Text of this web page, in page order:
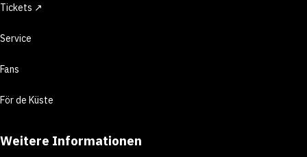
Tickets ↗
Service
Fans
För de Küste
Weitere Informationen